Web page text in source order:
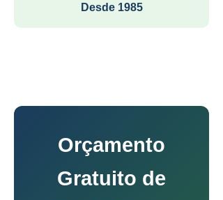
Desde 1985
Orçamento
Gratuito de